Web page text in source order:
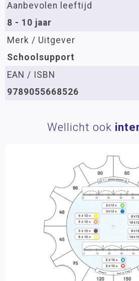
Aanbevolen leeftijd
8 - 10 jaar
Merk / Uitgever
Schoolsupport
EAN / ISBN
9789055668526
Wellicht ook